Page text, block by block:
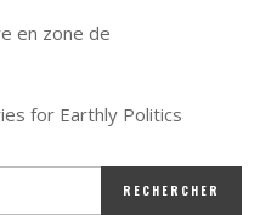
en zone de
for Earthly Politics